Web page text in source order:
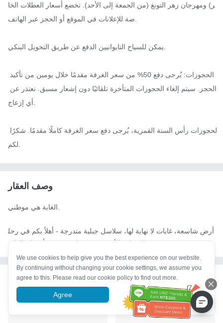
ر) ومهرجان زهر التونغ (من الجمعة إلى الأحد). تخضع أسعار العطلات الخا
صة للإعلانات في الموقع أو الحجز عبر الهاتف.
يمكن للسياح التايوانيين الدفع عن طريق التحويل البنكي.
أي إزعاج.
وصف العقار
الغابة هي موطني.
أرض شاسعة، غابات لا نهاية لها، سلاسل جبلية متدرجة - أهلاً بكم في رحل
ة بين السماء والأرض، وتنفسوا بعمق في أحضان الغابة.
بناءً على أماكن الإقامة التي شاهدتها، نعتقد أنك قد ترغب
We use cookies to help give you the best experience on our website.
By continuing without changing your cookie settings, we assume you
agree to this. Please read our cookie policy to find out more.
Agree More information